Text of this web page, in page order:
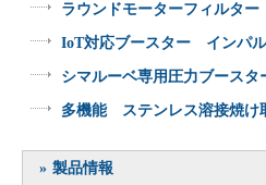
ラウンドモーターフィルター
IoT対応ブースター インパ
シマルーベ専用圧力ブース
多機能 ステンレス溶接焼
製品情報